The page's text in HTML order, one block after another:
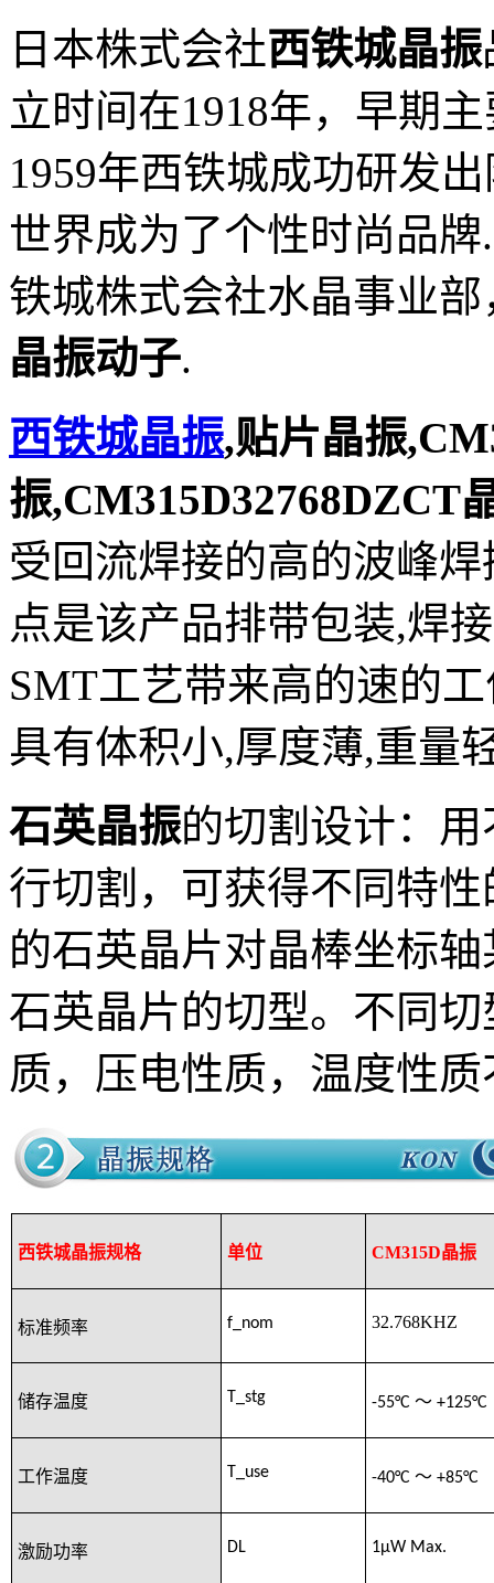
日本株式会社西铁城晶振
立时间在1918年，早期
1959年西铁城成功研发
世界成为了个性时尚品
铁城株式会社水晶事业
晶振动子.
西铁城晶振,贴片晶振
振,CM315D32768DZCT
受回流焊接的高的波峰
点是该产品排带包装,焊
SMT工艺带来高的速的
具有体积小,厚度薄,重量
石英晶振的切割设计：
行切割，可获得不同特
的石英晶片对晶棒坐标
石英晶片的切型。不同
质，压电性质，温度性
西铁城晶振规格 单位 CM315D晶振
标准频率 f_nom 32.768KHZ
储存温度 T_stg -55°C ～ +125°C
工作温度 T_use -40°C ～ +85°C
激励功率 DL 1μW Max.